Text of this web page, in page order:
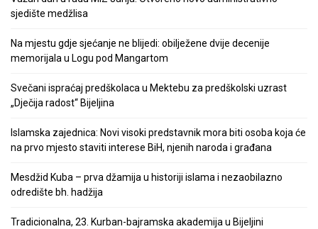
sjedište medžlisa
Na mjestu gdje sjećanje ne blijedi: obilježene dvije decenije
memorijala u Logu pod Mangartom
Svečani ispraćaj predškolaca u Mektebu za predškolski uzrast
„Dječija radost“ Bijeljina
Islamska zajednica: Novi visoki predstavnik mora biti osoba koja će
na prvo mjesto staviti interese BiH, njenih naroda i građana
Mesdžid Kuba – prva džamija u historiji islama i nezaobilazno
odredište bh. hadžija
Tradicionalna, 23. Kurban-bajramska akademija u Bijeljini